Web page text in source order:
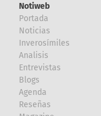
Notiweb
Portada
Noticias
Inverosímiles
Analisis
Entrevistas
Blogs
Agenda
Reseñas